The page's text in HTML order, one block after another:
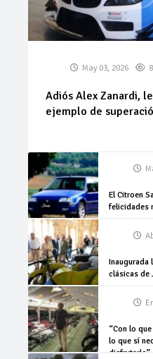
May 03, 2026
Adiós Alex Zanardi,
ejemplo de
El Citroen
felicidades
Inaugurada
clásicas de
“Con lo
lo que sí
disfrutarlo”